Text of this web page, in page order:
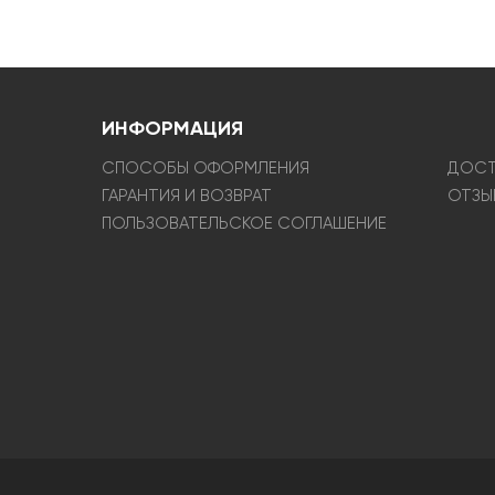
ИНФОРМАЦИЯ
СПОСОБЫ ОФОРМЛЕНИЯ
ГАРАНТИЯ И ВОЗВРАТ
ПОЛЬЗОВАТЕЛЬСКОЕ СОГЛАШЕНИЕ